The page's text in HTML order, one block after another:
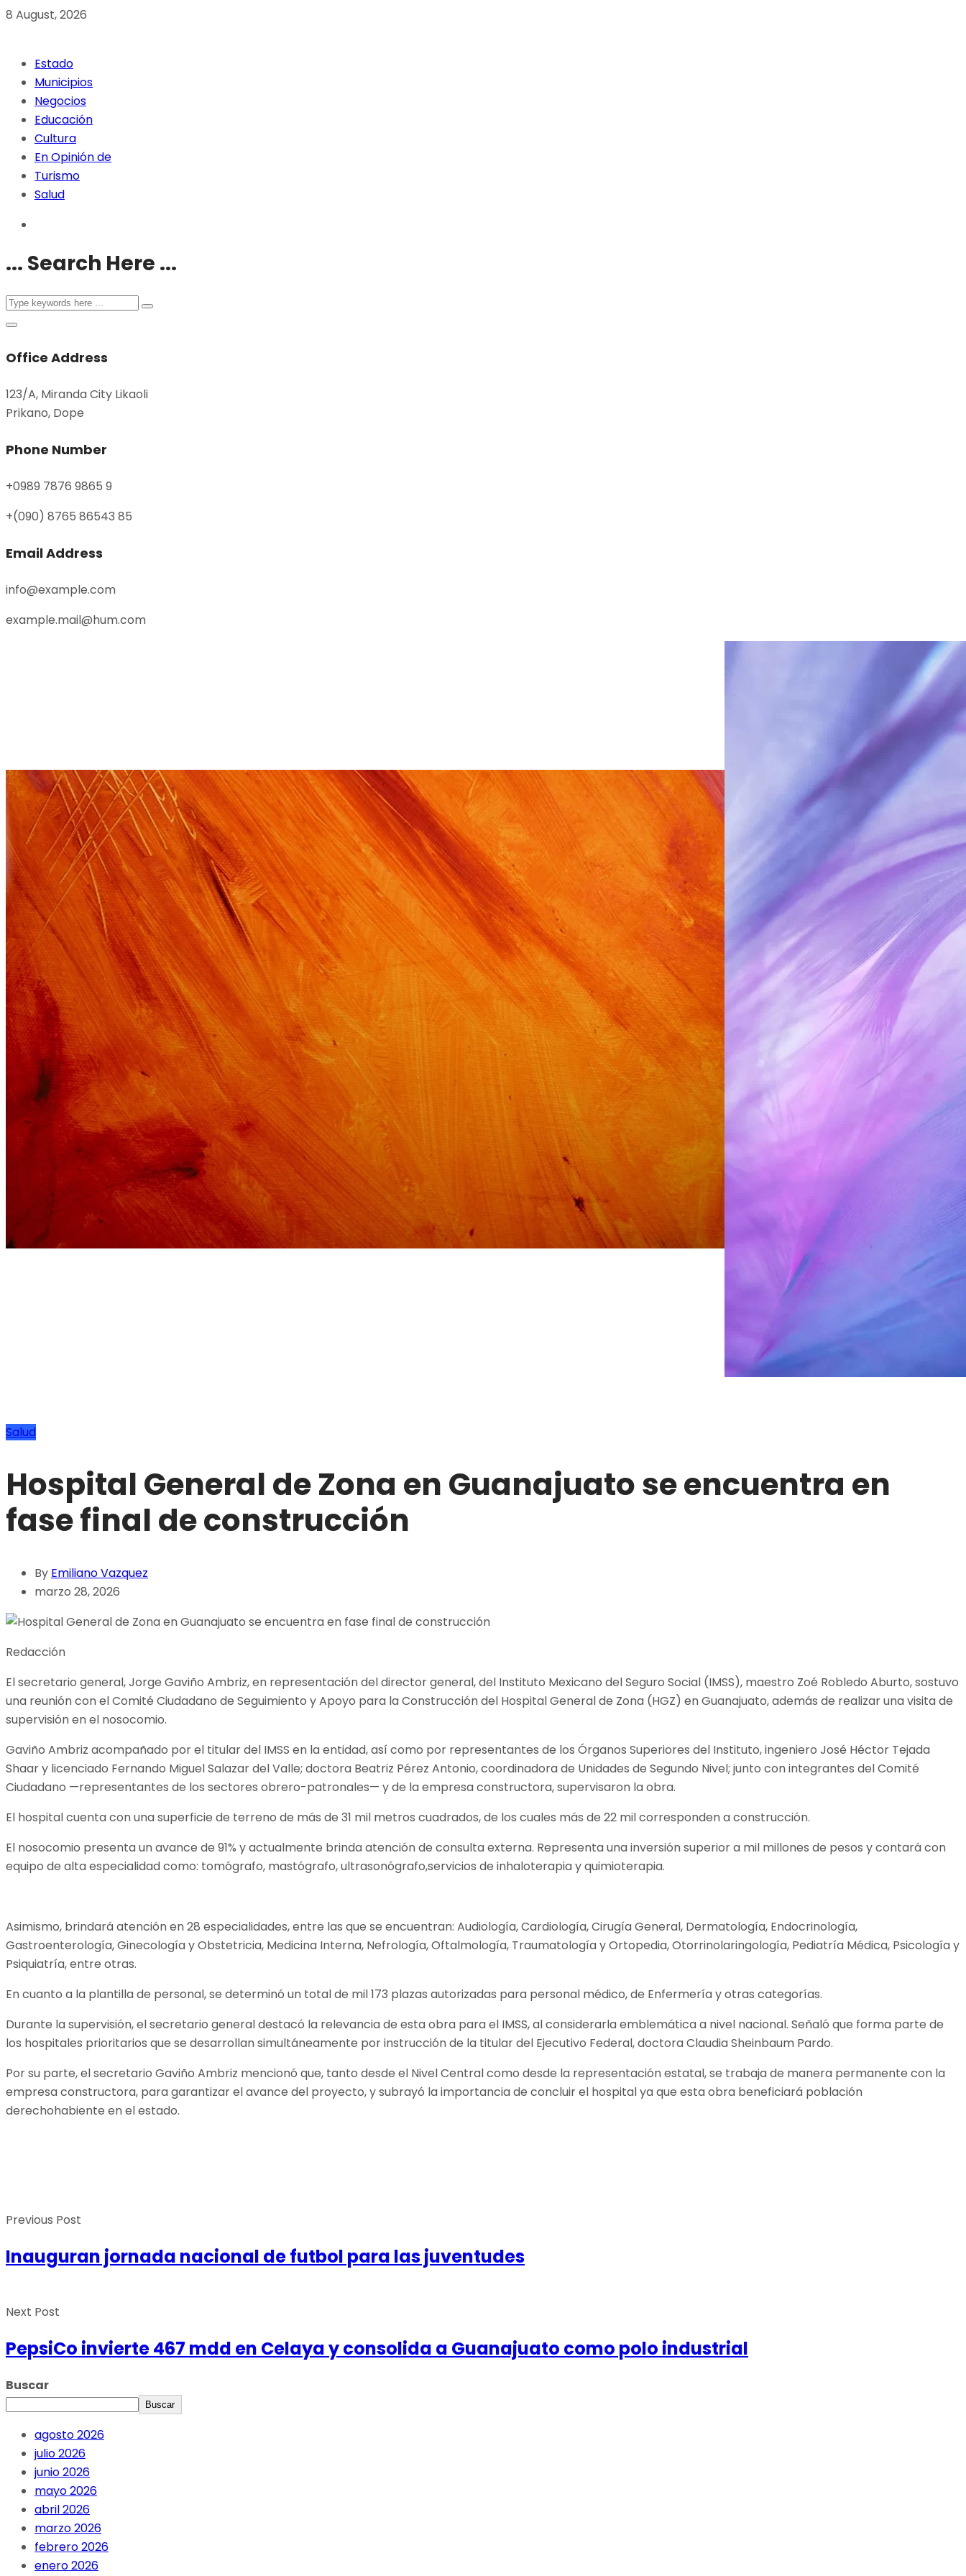
8 August, 2026
Estado
Municipios
Negocios
Educación
Cultura
En Opinión de
Turismo
Salud
... Search Here ...
Office Address
123/A, Miranda City Likaoli
Prikano, Dope
Phone Number
+0989 7876 9865 9
+(090) 8765 86543 85
Email Address
info@example.com
example.mail@hum.com
Salud
Hospital General de Zona en Guanajuato se encuentra en
fase final de construcción
By Emiliano Vazquez
marzo 28, 2026
Redacción
El secretario general, Jorge Gaviño Ambriz, en representación del director general, del Instituto Mexicano del Seguro Social (IMSS), maestro Zoé Robledo Aburto, sostuvo
una reunión con el Comité Ciudadano de Seguimiento y Apoyo para la Construcción del Hospital General de Zona (HGZ) en Guanajuato, además de realizar una visita de
supervisión en el nosocomio.
Gaviño Ambriz acompañado por el titular del IMSS en la entidad, así como por representantes de los Órganos Superiores del Instituto, ingeniero José Héctor Tejada
Shaar y licenciado Fernando Miguel Salazar del Valle; doctora Beatriz Pérez Antonio, coordinadora de Unidades de Segundo Nivel; junto con integrantes del Comité
Ciudadano —representantes de los sectores obrero-patronales— y de la empresa constructora, supervisaron la obra.
El hospital cuenta con una superficie de terreno de más de 31 mil metros cuadrados, de los cuales más de 22 mil corresponden a construcción.
El nosocomio presenta un avance de 91% y actualmente brinda atención de consulta externa. Representa una inversión superior a mil millones de pesos y contará con
equipo de alta especialidad como: tomógrafo, mastógrafo, ultrasonógrafo,servicios de inhaloterapia y quimioterapia.
Asimismo, brindará atención en 28 especialidades, entre las que se encuentran: Audiología, Cardiología, Cirugía General, Dermatología, Endocrinología,
Gastroenterología, Ginecología y Obstetricia, Medicina Interna, Nefrología, Oftalmología, Traumatología y Ortopedia, Otorrinolaringología, Pediatría Médica, Psicología y
Psiquiatría, entre otras.
En cuanto a la plantilla de personal, se determinó un total de mil 173 plazas autorizadas para personal médico, de Enfermería y otras categorías.
Durante la supervisión, el secretario general destacó la relevancia de esta obra para el IMSS, al considerarla emblemática a nivel nacional. Señaló que forma parte de
los hospitales prioritarios que se desarrollan simultáneamente por instrucción de la titular del Ejecutivo Federal, doctora Claudia Sheinbaum Pardo.
Por su parte, el secretario Gaviño Ambriz mencionó que, tanto desde el Nivel Central como desde la representación estatal, se trabaja de manera permanente con la
empresa constructora, para garantizar el avance del proyecto, y subrayó la importancia de concluir el hospital ya que esta obra beneficiará población
derechohabiente en el estado.
Previous Post
Inauguran jornada nacional de futbol para las juventudes
Next Post
PepsiCo invierte 467 mdd en Celaya y consolida a Guanajuato como polo industrial
Buscar
Buscar
agosto 2026
julio 2026
junio 2026
mayo 2026
abril 2026
marzo 2026
febrero 2026
enero 2026